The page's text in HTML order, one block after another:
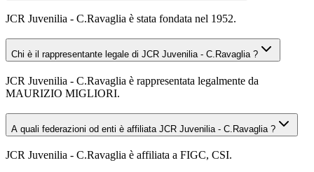
JCR Juvenilia - C.Ravaglia è stata fondata nel 1952.
Chi è il rappresentante legale di JCR Juvenilia - C.Ravaglia ?
JCR Juvenilia - C.Ravaglia è rappresentata legalmente da
MAURIZIO MIGLIORI.
A quali federazioni od enti è affiliata JCR Juvenilia - C.Ravaglia ?
JCR Juvenilia - C.Ravaglia è affiliata a FIGC, CSI.